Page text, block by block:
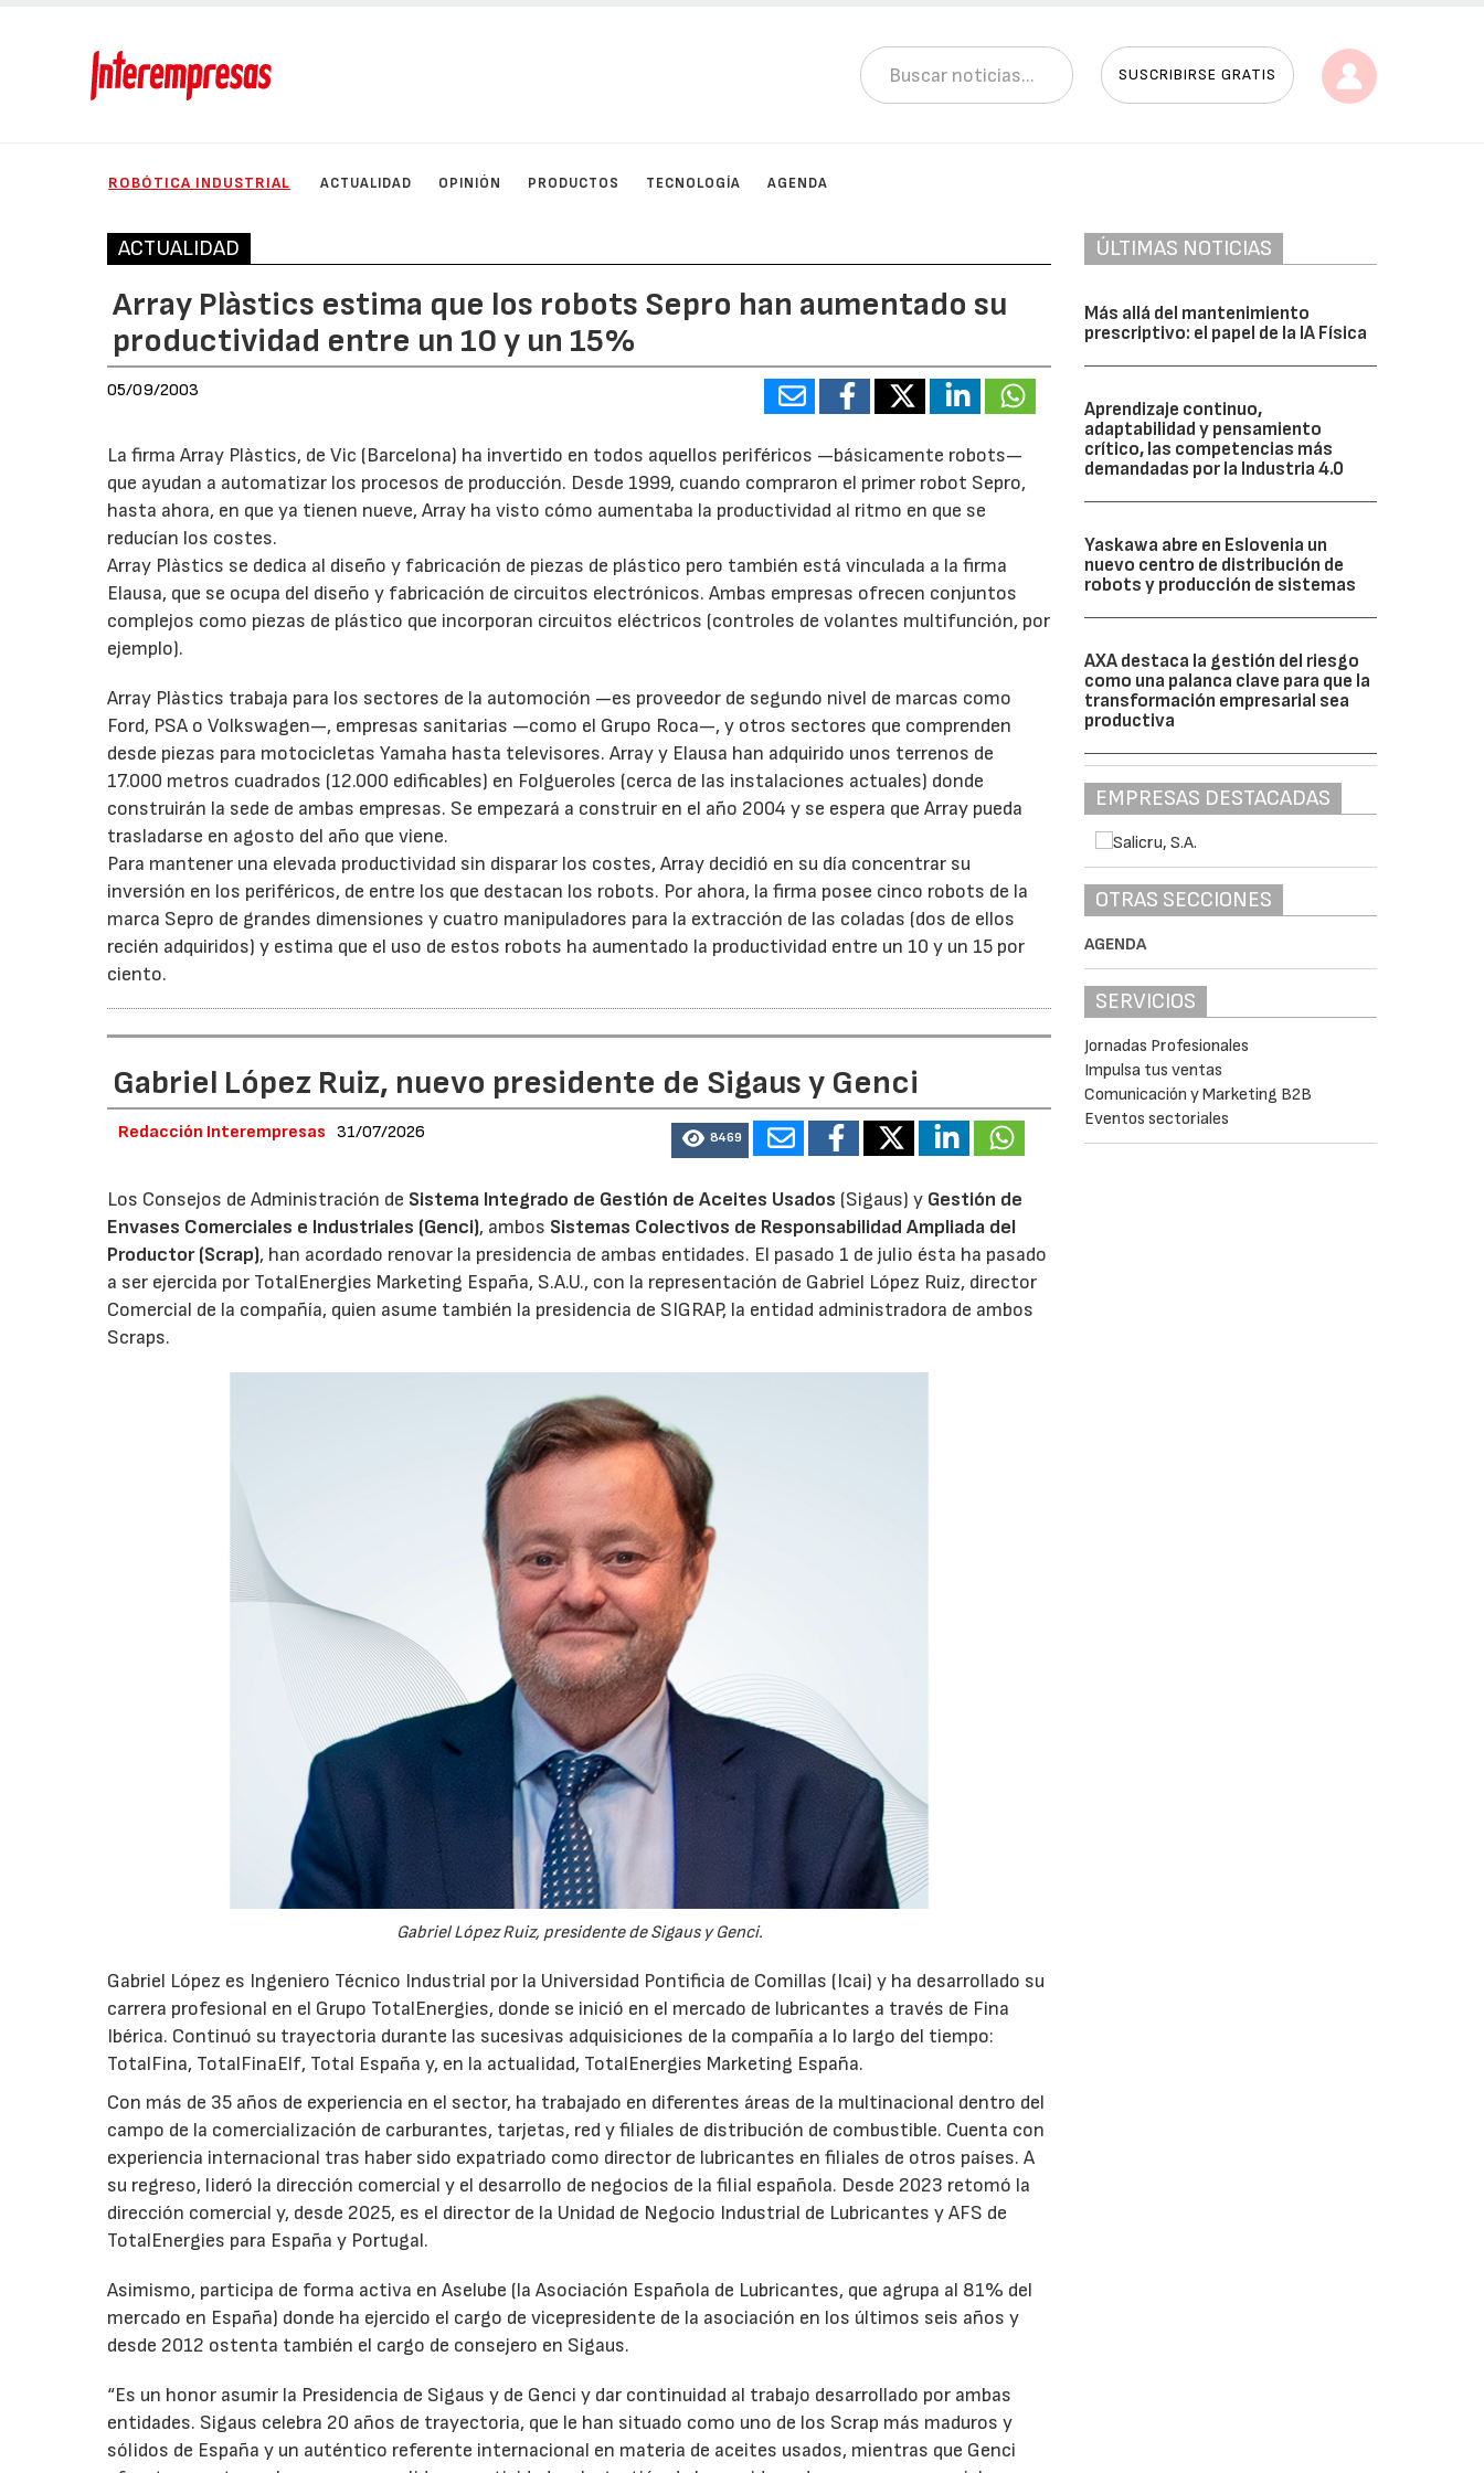
SUSCRIBIRSE GRATIS
ROBÓTICA INDUSTRIAL ACTUALIDAD OPINIÓN PRODUCTOS TECNOLOGÍA AGENDA
ACTUALIDAD
Array Plàstics estima que los robots Sepro han aumentado su
productividad entre un 10 y un 15%
05/09/2003
La firma Array Plàstics, de Vic (Barcelona) ha invertido en todos aquellos periféricos —básicamente robots—
que ayudan a automatizar los procesos de producción. Desde 1999, cuando compraron el primer robot Sepro,
hasta ahora, en que ya tienen nueve, Array ha visto cómo aumentaba la productividad al ritmo en que se
reducían los costes.
Array Plàstics se dedica al diseño y fabricación de piezas de plástico pero también está vinculada a la firma
Elausa, que se ocupa del diseño y fabricación de circuitos electrónicos. Ambas empresas ofrecen conjuntos
complejos como piezas de plástico que incorporan circuitos eléctricos (controles de volantes multifunción, por
ejemplo).
Array Plàstics trabaja para los sectores de la automoción —es proveedor de segundo nivel de marcas como
Ford, PSA o Volkswagen—, empresas sanitarias —como el Grupo Roca—, y otros sectores que comprenden
desde piezas para motocicletas Yamaha hasta televisores. Array y Elausa han adquirido unos terrenos de
17.000 metros cuadrados (12.000 edificables) en Folgueroles (cerca de las instalaciones actuales) donde
construirán la sede de ambas empresas. Se empezará a construir en el año 2004 y se espera que Array pueda
trasladarse en agosto del año que viene.
Para mantener una elevada productividad sin disparar los costes, Array decidió en su día concentrar su
inversión en los periféricos, de entre los que destacan los robots. Por ahora, la firma posee cinco robots de la
marca Sepro de grandes dimensiones y cuatro manipuladores para la extracción de las coladas (dos de ellos
recién adquiridos) y estima que el uso de estos robots ha aumentado la productividad entre un 10 y un 15 por
ciento.
Gabriel López Ruiz, nuevo presidente de Sigaus y Genci
Redacción Interempresas 31/07/2026 8469
Los Consejos de Administración de Sistema Integrado de Gestión de Aceites Usados (Sigaus) y Gestión de
Envases Comerciales e Industriales (Genci), ambos Sistemas Colectivos de Responsabilidad Ampliada del
Productor (Scrap), han acordado renovar la presidencia de ambas entidades. El pasado 1 de julio ésta ha pasado
a ser ejercida por TotalEnergies Marketing España, S.A.U., con la representación de Gabriel López Ruiz, director
Comercial de la compañía, quien asume también la presidencia de SIGRAP, la entidad administradora de ambos
Scraps.
Gabriel López Ruiz, presidente de Sigaus y Genci.
Gabriel López es Ingeniero Técnico Industrial por la Universidad Pontificia de Comillas (Icai) y ha desarrollado su
carrera profesional en el Grupo TotalEnergies, donde se inició en el mercado de lubricantes a través de Fina
Ibérica. Continuó su trayectoria durante las sucesivas adquisiciones de la compañía a lo largo del tiempo:
TotalFina, TotalFinaElf, Total España y, en la actualidad, TotalEnergies Marketing España.
Con más de 35 años de experiencia en el sector, ha trabajado en diferentes áreas de la multinacional dentro del
campo de la comercialización de carburantes, tarjetas, red y filiales de distribución de combustible. Cuenta con
experiencia internacional tras haber sido expatriado como director de lubricantes en filiales de otros países. A
su regreso, lideró la dirección comercial y el desarrollo de negocios de la filial española. Desde 2023 retomó la
dirección comercial y, desde 2025, es el director de la Unidad de Negocio Industrial de Lubricantes y AFS de
TotalEnergies para España y Portugal.
Asimismo, participa de forma activa en Aselube (la Asociación Española de Lubricantes, que agrupa al 81% del
mercado en España) donde ha ejercido el cargo de vicepresidente de la asociación en los últimos seis años y
desde 2012 ostenta también el cargo de consejero en Sigaus.
“Es un honor asumir la Presidencia de Sigaus y de Genci y dar continuidad al trabajo desarrollado por ambas
entidades. Sigaus celebra 20 años de trayectoria, que le han situado como uno de los Scrap más maduros y
sólidos de España y un auténtico referente internacional en materia de aceites usados, mientras que Genci
ÚLTIMAS NOTICIAS
Más allá del mantenimiento
prescriptivo: el papel de la IA Física
Aprendizaje continuo,
adaptabilidad y pensamiento
crítico, las competencias más
demandadas por la Industria 4.0
Yaskawa abre en Eslovenia un
nuevo centro de distribución de
robots y producción de sistemas
AXA destaca la gestión del riesgo
como una palanca clave para que la
transformación empresarial sea
productiva
EMPRESAS DESTACADAS
OTRAS SECCIONES
AGENDA
SERVICIOS
Jornadas Profesionales
Impulsa tus ventas
Comunicación y Marketing B2B
Eventos sectoriales